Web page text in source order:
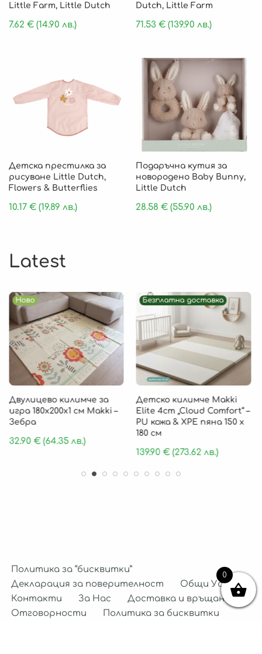
Little Farm, Little Dutch
7.62 € (14.90 лв.)
Dutch, Little Farm
71.53€ (139.90 лв.)
Детска престилка за
рисуване Little Dutch,
Flowers & Butterflies
10.17 € (19.89 лв.)
Подаръчна кутия за
новородено Baby Bunny,
Little Dutch
28.58€ (55.90 лв.)
Latest
Ново
Двулицево килимче за
игра 180х200х1 см Makki –
Зебра
32.90 €(64.35 лв.)
Безплатна доставка
Детско килимче Makki
Elite 4cm „Cloud Comfort“ –
PU кожа & XPE пяна 150 х
180 см
139.90€(273.62 лв.)
Политика за “бисквитки”
Декларация за поверителност
Общи Условия
Контакти
За Нас
Доставка и връщане
Отговорности
Политика за бисквитки
0